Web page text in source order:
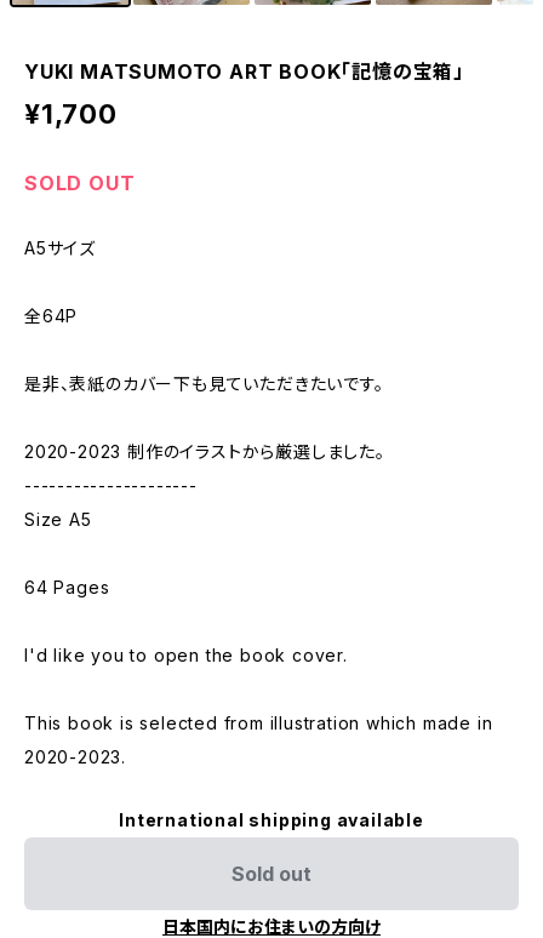
YUKI MATSUMOTO ART BOOK「記憶の宝箱」
¥1,700
SOLD OUT
A5サイズ
全64P
是非、表紙のカバー下も見ていただきたいです。
2020-2023 制作のイラストから厳選しました。
---------------------
Size A5
64 Pages
I'd like you to open the book cover.
This book is selected from illustration which made in
2020-2023.
International shipping available
Sold out
日本国内にお住まいの方向け